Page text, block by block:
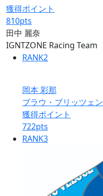
獲得ポイント
810pts
田中 麗奈
IGNTZONE Racing Team
RANK2
岡本 彩那
ブラウ・ブリッツェン
獲得ポイント
722pts
RANK3